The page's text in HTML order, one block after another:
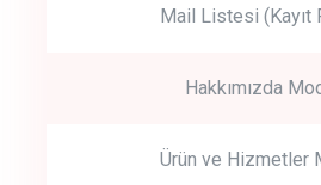
Mail Listesi (Kayıt
Hakkımızda
Ürün ve Hizmetler